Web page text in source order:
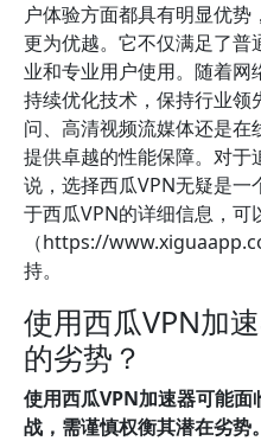
户体验方面都具有明显优
更为优越。它不仅满足了普
业和专业用户使用。随着网
持续优化技术，保持行业
问、高清视频流媒体还是
提供卓越的性能保障。对
说，选择西瓜VPN无疑是
于西瓜VPN的详细信息，可
（https://
持。
使用西瓜VPN加
的劣势？
使用西瓜VPN加速器可能
战，需谨慎权衡其潜在劣势。